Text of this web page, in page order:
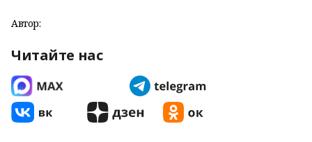
Автор:
Читайте нас